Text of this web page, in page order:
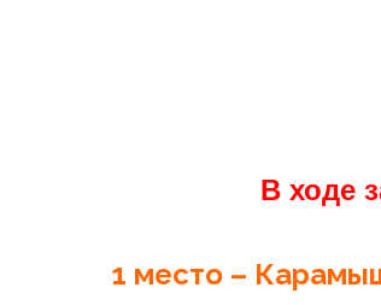
В ходе
1 место –